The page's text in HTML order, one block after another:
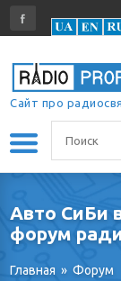
Сайт про
Авто СиБи
форум
Главная » Форум